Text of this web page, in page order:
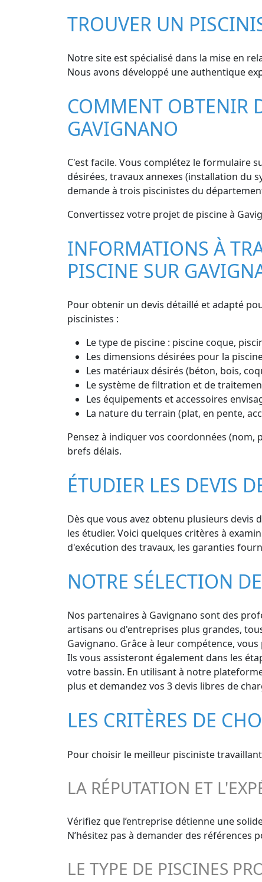
TROUVER UN
Notre site est spécialisé dans la mise en
Nous avons développé une authentique
COMMENT OBTENIR
GAVIGNANO
C'est facile. Vous complétez le formulaire
désirées, travaux annexes (installation du
demande à trois piscinistes du
Convertissez votre projet de piscine à
INFORMATIONS À
PISCINE SUR
Pour obtenir un devis détaillé et adapté
piscinistes :
Le type de piscine : piscine coque,
Les dimensions désirées pour la
Les matériaux désirés (béton, bois,
Le système de filtration et de
Les équipements et accessoires
La nature du terrain (plat, en pente,
Pensez à indiquer vos coordonnées
brefs délais.
ÉTUDIER LES DEVIS
Dès que vous avez obtenu plusieurs
les étudier. Voici quelques critères à
d'exécution des travaux, les garanties
NOTRE SÉLECTION
Nos partenaires à Gavignano sont des
artisans ou d'entreprises plus grandes,
Gavignano. Grâce à leur compétence,
Ils vous assisteront également dans les
votre bassin. En utilisant à notre
plus et demandez vos 3 devis libres de
LES CRITÈRES DE
Pour choisir le meilleur pisciniste
LA RÉPUTATION ET
Vérifiez que l’entreprise détienne une
N’hésitez pas à demander des références
LE TYPE DE PISCINES